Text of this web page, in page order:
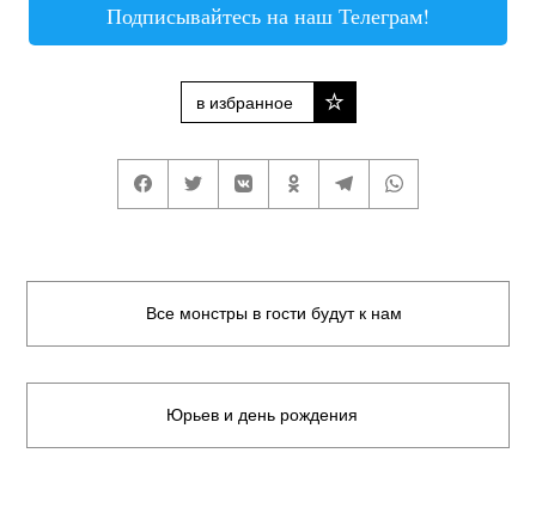
Подписывайтесь на наш Телеграм!
в избранное
Все монстры в гости будут к нам
Юрьев и день рождения